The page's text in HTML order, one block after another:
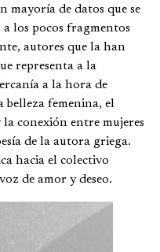
mayoría de datos que se
los pocos fragmentos
autores que la han
representa a la
a la hora de
belleza femenina, el
la conexión entre mujeres
de la autora griega.
hacia el colectivo
de amor y deseo.